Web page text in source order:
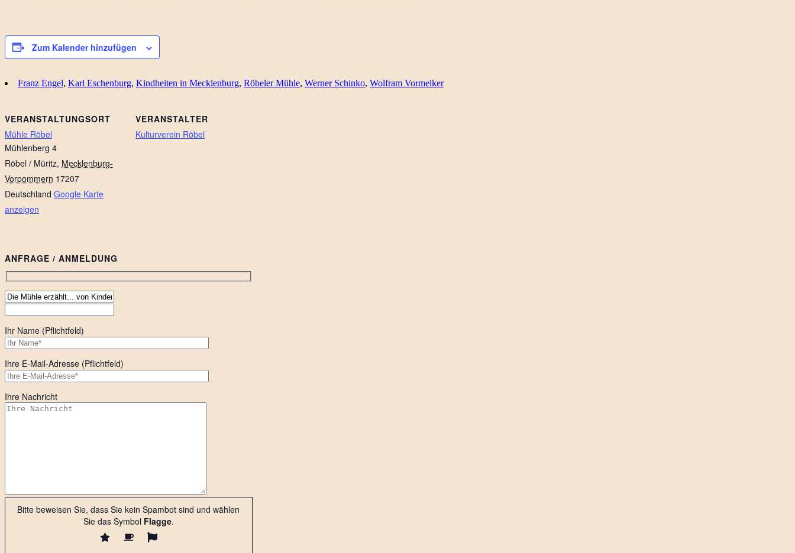
Zum Kalender hinzufügen
Franz Engel, Karl Eschenburg, Kindheiten in Mecklenburg, Röbeler Mühle, Werner Schinko, Wolfram Vormelker
VERANSTALTUNGSORT
Mühle Röbel
Mühlenberg 4
Röbel / Müritz, Mecklenburg-
Vorpommern 17207
Deutschland Google Karte
anzeigen
VERANSTALTER
Kulturverein Röbel
ANFRAGE / ANMELDUNG
Ihr Name (Pflichtfeld)
Ihre E-Mail-Adresse (Pflichtfeld)
Ihre Nachricht
Bitte beweisen Sie, dass Sie kein Spambot sind und wählen
Sie das SymbolFlagge.